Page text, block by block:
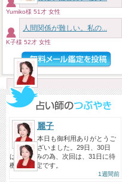
めっちゃくちゃ久しぶりにみても
投稿者：ぽんぽき
麗子先生へ
2026/08/05
先日はご相談に乗っていただきあ
りがとうございました！ 安心...
麗子先生へ
2026/08/05
昨日に引き続き今日も麗子先生に
Yumiko様 51才 女性
人間関係が難しい。私の...
K子様 52才 女性
麗子
本日も御利用ありがとうご
ざいました。29日、30日
は、お休みの為、次回は、31日に待
機する予定です。
1週間前